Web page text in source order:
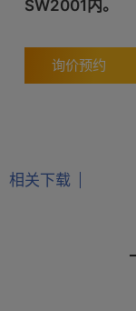
SW2001内。
询价预约
相关下载